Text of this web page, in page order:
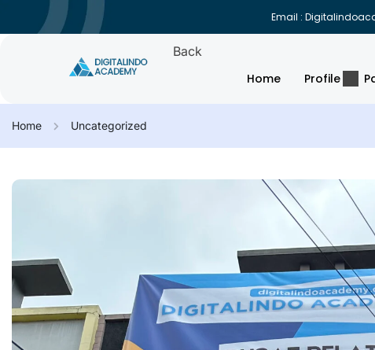
Email :
Back
Home
Profile
Home Uncategorized